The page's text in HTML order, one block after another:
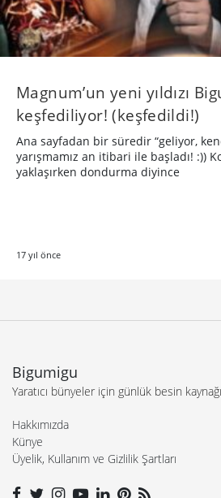
Magnum’un yeni yıldızı
keşfediliyor! (keşfedildi!)
Ana sayfadan bir süredir “geliyor,
yarışmamız an itibari ile başladı! :))
yaklaşırken dondurma diyince
17 yıl önce
Bigumigu
Yaratıcı bünyeler için günlük besin kaynağı
Hakkımızda
Künye
Üyelik, Kullanım ve Gizlilik Şartları